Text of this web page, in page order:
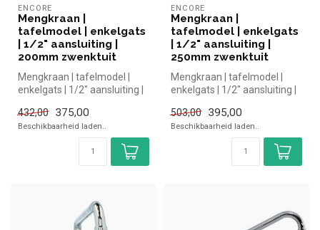
ENCORE
Mengkraan |
tafelmodel | enkelgats
| 1/2" aansluiting |
200mm zwenktuit
Mengkraan | tafelmodel |
enkelgats | 1/2" aansluiting |
432,00
375,00
Beschikbaarheid laden..
ENCORE
Mengkraan |
tafelmodel | enkelgats
| 1/2" aansluiting |
250mm zwenktuit
Mengkraan | tafelmodel |
enkelgats | 1/2" aansluiting |
503,00
395,00
Beschikbaarheid laden..